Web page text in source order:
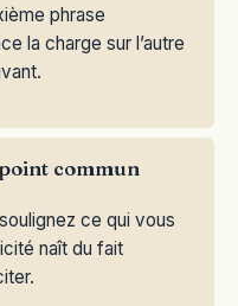
phrase
la charge sur l’autre
commun
ce qui vous
naît du fait